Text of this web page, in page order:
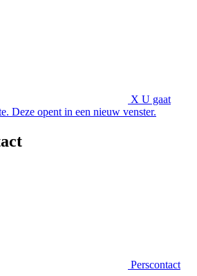
X U gaat
Deze opent in een nieuw venster.
Perscontact